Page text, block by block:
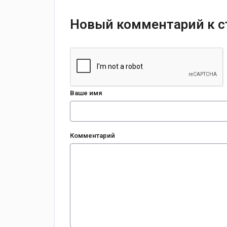
Новый комментарий к
Ваше имя
Комментарий